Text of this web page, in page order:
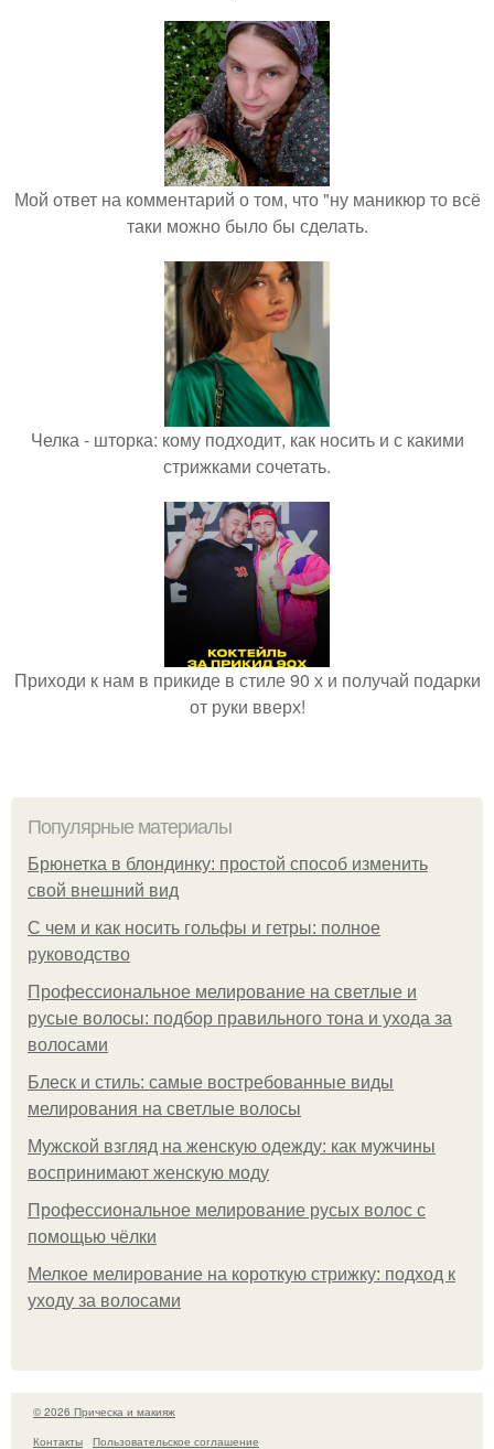
Мой ответ на комментарий о том, что "ну маникюр то всё
таки можно было бы сделать.
Челка - шторка: кому подходит, как носить и с какими
стрижками сочетать.
Приходи к нам в прикиде в стиле 90 х и получай подарки
от руки вверх!
Популярные материалы
Брюнетка в блондинку: простой способ изменить
свой внешний вид
С чем и как носить гольфы и гетры: полное
руководство
Профессиональное мелирование на светлые и
русые волосы: подбор правильного тона и ухода за
волосами
Блеск и стиль: самые востребованные виды
мелирования на светлые волосы
Мужской взгляд на женскую одежду: как мужчины
воспринимают женскую моду
Профессиональное мелирование русых волос с
помощью чёлки
Мелкое мелирование на короткую стрижку: подход к
уходу за волосами
© 2026 Прическа и макияж
Контакты
Пользовательское соглашение